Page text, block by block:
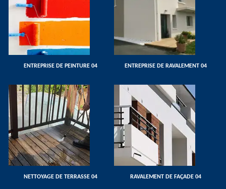
ENTREPRISE DE PEINTURE 04 ENTREPRISE DE RAVALEMENT 04
NETTOYAGE DE TERRASSE 04 RAVALEMENT DE FAÇADE 04